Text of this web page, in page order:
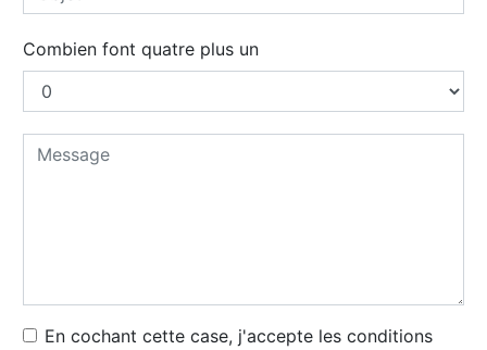
Combien font quatre plus un
En cochant cette case, j'accepte les conditions